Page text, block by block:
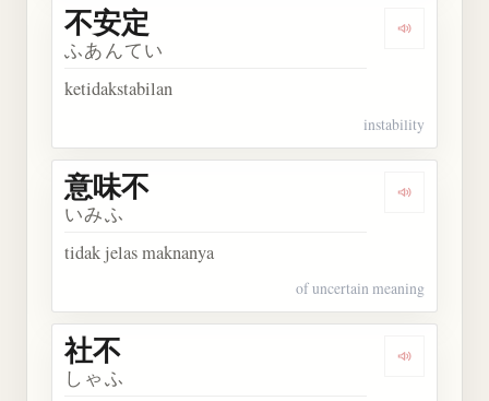
Dengarkan
不安定
ふあんてい
ketidakstabilan
instability
Dengarkan
意味不
いみふ
tidak jelas maknanya
of uncertain meaning
Dengarkan
社不
しゃふ